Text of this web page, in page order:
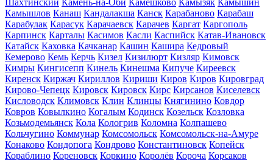
Шахтинский Камень-на-Оби Камешково Камызяк Камышин
Камышлов Канаш Кандалакша Канск Карабаново Карабаш
Карабулак Карасук Карачаевск Карачев Каргат Каргополь
Карпинск Карталы Касимов Касли Каспийск Катав-Ивановск
Катайск Каховка Качканар Кашин Кашира Кедровый
Кемерово Кемь Керчь Кизел Кизилюрт Кизляр Кимовск
Кимры Кингисепп Кинель Кинешма Кипуче Киреевск
Киренск Киржач Кириллов Кириши Киров Киров Кировград
Кирово-Чепецк Кировск Кировск Кирс Кирсанов Киселевск
Кисловодск Климовск Клин Клинцы Княгинино Ковдор
Ковров Ковылкино Когалым Кодинск Козельск Козловка
Козьмодемьянск Кола Кологрив Коломна Колпашево
Кольчугино Коммунар Комсомольск Комсомольск-на-Амуре
Конаково Кондопога Кондрово Константиновск Копейск
Кораблино Кореновск Коркино Королёв Короча Корсаков